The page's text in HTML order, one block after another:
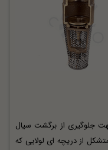
جلوگیری از برگشت سیال
از دریچه ای لولایی که